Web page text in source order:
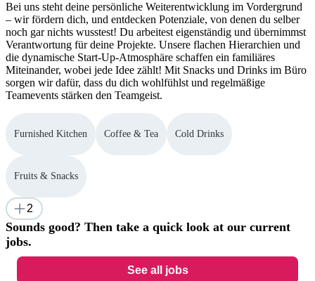
Bei uns steht deine persönliche Weiterentwicklung im Vordergrund
– wir fördern dich, und entdecken Potenziale, von denen du selber
noch gar nichts wusstest! Du arbeitest eigenständig und übernimmst
Verantwortung für deine Projekte. Unsere flachen Hierarchien und
die dynamische Start-Up-Atmosphäre schaffen ein familiäres
Miteinander, wobei jede Idee zählt! Mit Snacks und Drinks im Büro
sorgen wir dafür, dass du dich wohlfühlst und regelmäßige
Teamevents stärken den Teamgeist.
Furnished Kitchen Coffee & Tea Cold Drinks
Fruits & Snacks
2
Sounds good? Then take a quick look at our current
jobs.
See all jobs